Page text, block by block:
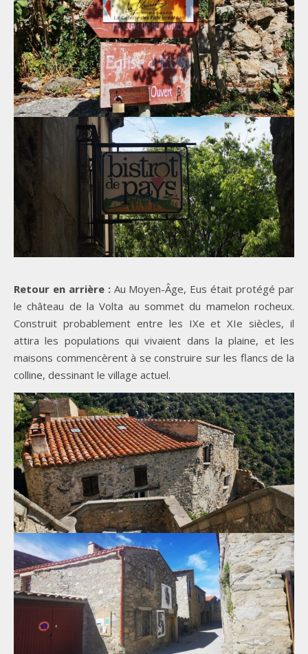
Retour en arrière :Au Moyen-Âge, Eus était protégé par
le château de la Volta au sommet du mamelon rocheux.
Construit probablement entre les IXe et XIe siècles, il
attira les populations qui vivaient dans la plaine, et les
maisons commencèrent à se construire sur les flancs de la
colline, dessinant le village actuel.